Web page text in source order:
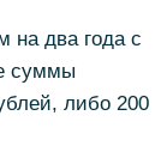
на два года с
суммы
либо 200